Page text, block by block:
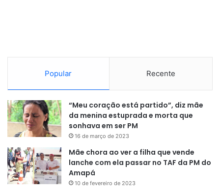
Popular Recente
“Meu coração está partido”, diz mãe
da menina estuprada e morta que
sonhava em ser PM
16 de março de 2023
Mãe chora ao ver a filha que vende
lanche com ela passar no TAF da PM do
Amapá
10 de fevereiro de 2023